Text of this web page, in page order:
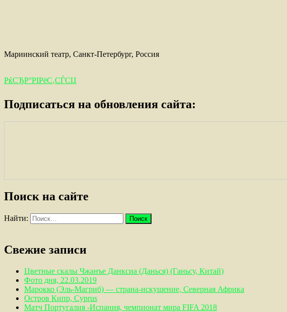
Мариинский театр, Санкт-Петербург, Россия
РќСЂР°РІРёС‚СЃСЏ
Подписаться на обновления сайта:
Поиск на сайте
Найти:
Свежие записи
Цветные скалы Чжанъе Данксиа (Данься) (Ганьсу, Китай)
Фото дня, 22.03.2019
Марокко (Эль-Магриб) — страна-искушение, Северная Африка
Остров Кипр, Cyprus
Матч Португалия -Испания, чемпионат мира FIFA 2018